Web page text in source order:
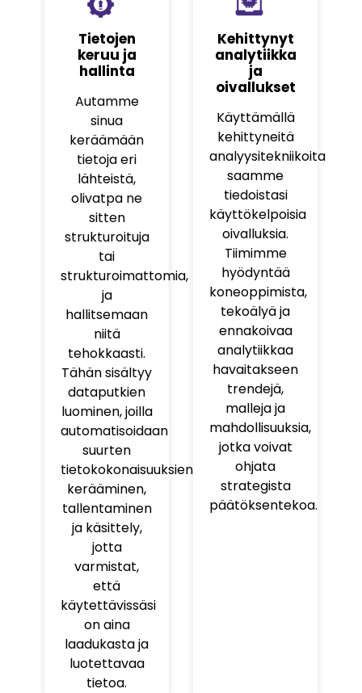
Tietojen
keruu ja
hallinta
Autamme
sinua
keräämään
tietoja eri
lähteistä,
olivatpa ne
sitten
strukturoituja
tai
strukturoimattomia,
ja
hallitsemaan
niitä
tehokkaasti.
Tähän sisältyy
dataputkien
luominen, joilla
automatisoidaan
suurten
tietokokonaisuuksien
kerääminen,
tallentaminen
ja käsittely,
jotta
varmistat,
että
käytettävissäsi
on aina
laadukasta ja
luotettavaa
tietoa.
Kehittynyt
analytiikka
ja
oivallukset
Käyttämällä
kehittyneitä
analyysitekniikoita
saamme
tiedoistasi
käyttökelpoisia
oivalluksia.
Tiimimme
hyödyntää
koneoppimista,
tekoälyä ja
ennakoivaa
analytiikkaa
havaitakseen
trendejä,
malleja ja
mahdollisuuksia,
jotka voivat
ohjata
strategista
päätöksentekoa.